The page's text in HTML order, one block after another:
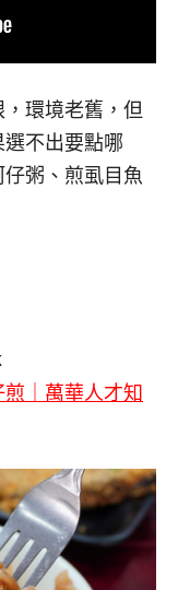
，環境老舊，但
不出要點哪
粥、煎虱目魚
煎｜萬華人才知